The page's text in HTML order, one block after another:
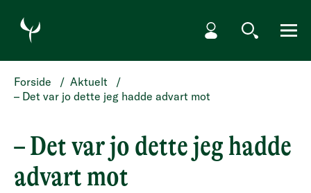
HOPP TIL HOVEDINNHOLD
Min side
Søk Meny
Forside / Aktuelt
/
– Det var jo dette jeg hadde advart mot
– Det var jo dette jeg hadde
advart mot